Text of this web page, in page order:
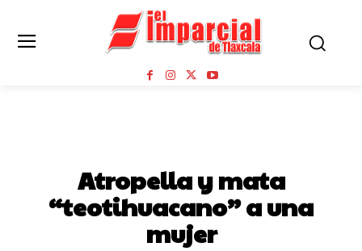
Atropella y mata
“teotihuacano” a una
mujer